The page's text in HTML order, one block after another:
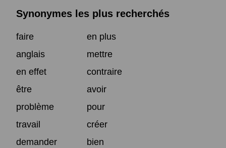
Synonymes les plus recherchés
faire
en plus
anglais
mettre
en effet
contraire
être
avoir
problème
pour
travail
créer
demander
bien